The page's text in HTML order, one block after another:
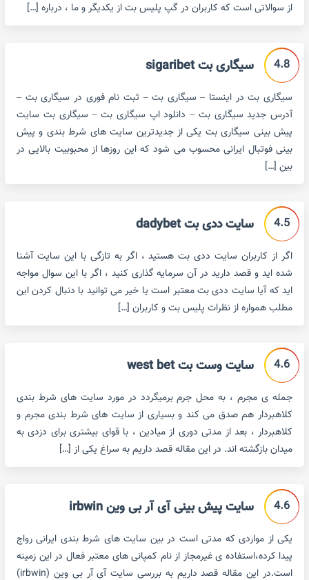
از سوالاتی است که کاربران در گپ پلیس بت از یکدیگر و ما ، درباره […]
4.8 سیگاری بت sigaribet
سیگاری بت در اینستا – سیگاری بت – ثبت نام فوری در سیگاری بت –
آدرس جدید سیگاری بت – دانلود اپ سیگاری بت – سیگاری بت سایت
پیش بینی سیگاری بت یکی از جدیدترین سایت های شرط بندی و پیش
بینی فوتبال ایرانی محسوب می شود که این روزها از محبوبیت بالایی در
بین […]
4.5 سایت ددی بت dadybet
اگر از کاربران سایت ددی بت هستید ، اگر به تازگی با این سایت آشنا
شده اید و قصد دارید در آن سرمایه گذاری کنید ، اگر با این سوال مواجه
اید که آیا سایت ددی بت معتبر است یا خیر می توانید با دنبال کردن این
مطلب همواره از نظرات پلیس بت و کاربران […]
4.6 سایت وست بت west bet
جمله ی مجرم ، به محل جرم برمیگردد در مورد سایت های شرط بندی
کلاهبردار هم صدق می کند و بسیاری از سایت های شرط بندی مجرم و
کلاهبردار ، بعد از مدتی دوری از میادین ، با قوای بیشتری برای دزدی به
میدان بازگشته اند. در این مقاله قصد داریم به سراغ یکی از […]
4.6 سایت پیش بینی آی آر بی وین irbwin
یکی از مواردی که مدتی است در بین سایت های شرط بندی ایرانی رواج
پیدا کرده،استفاده ی غیرمجاز از نام کمپانی های معتبر فعال در این زمینه
است.در این مقاله قصد داریم به بررسی سایت آی آر بی وین (irbwin)